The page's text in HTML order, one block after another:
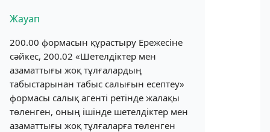
Жауап
200.00 формасын құрастыру Ережесіне
сәйкес, 200.02 «Шетелдіктер мен
азаматтығы жоқ тұлғалардың
табыстарынан табыс салығын есептеу»
формасы салық агенті ретінде жалақы
төленген, оның ішінде шетелдіктер мен
азаматтығы жоқ тұлғаларға төленген